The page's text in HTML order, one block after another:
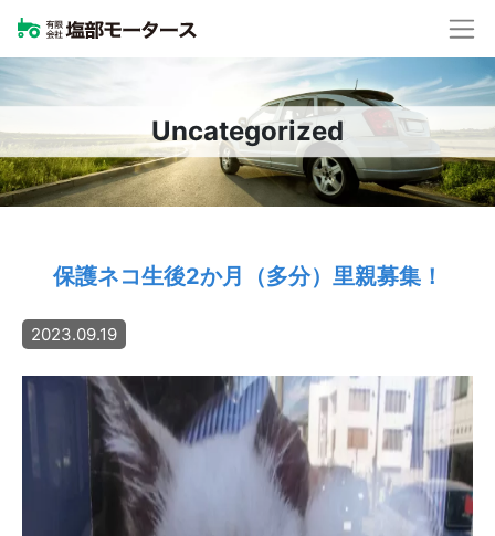
Uncategorized
保護ネコ生後2か月（多分）里親募集！
2023.09.19